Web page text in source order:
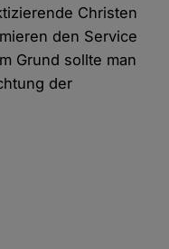
Christen
den Service
Grund sollte man
der